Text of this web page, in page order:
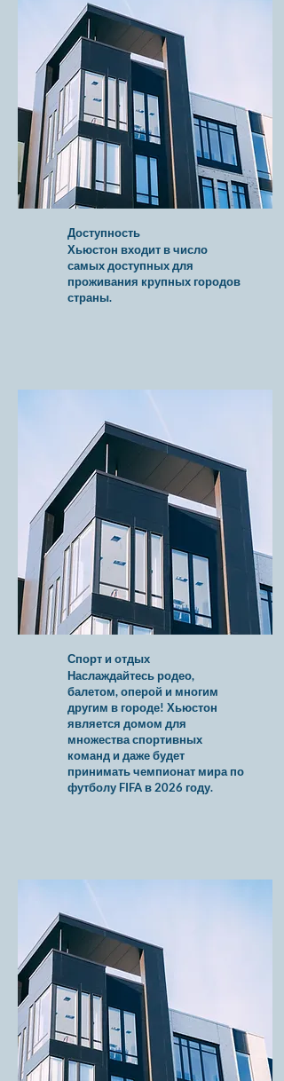
Доступность
Хьюстон входит в число
самых доступных для
проживания крупных городов
страны.
Спорт и отдых
Наслаждайтесь родео,
балетом, оперой и многим
другим в городе! Хьюстон
является домом для
множества спортивных
команд и даже будет
принимать чемпионат мира по
футболу FIFA в 2026 году.